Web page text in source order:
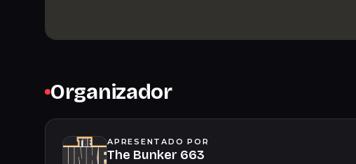
Organizador
APRESENTADO POR
The Bunker 663